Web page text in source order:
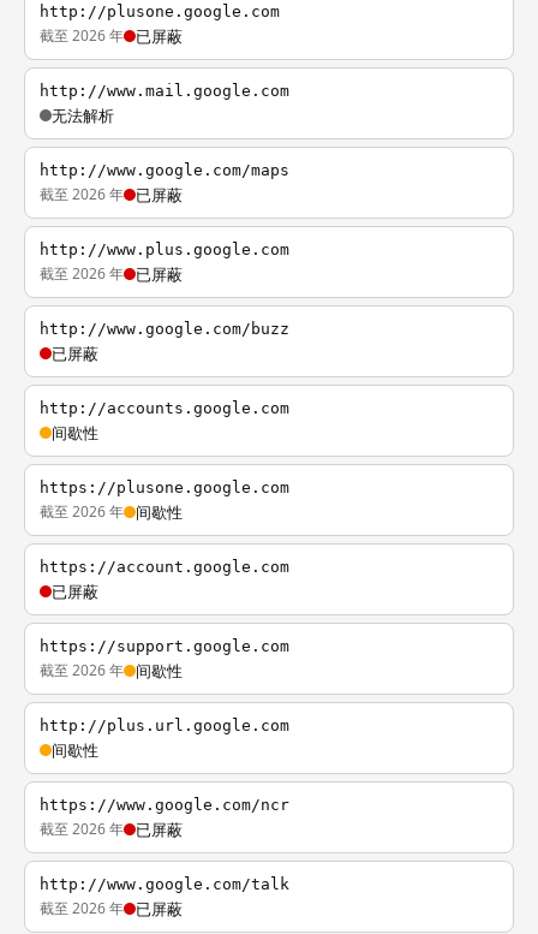
http://plusone.google.com
截至 2026 年 已屏蔽
http://www.mail.google.com
无法解析
http://www.google.com/maps
截至 2026 年 已屏蔽
http://www.plus.google.com
截至 2026 年 已屏蔽
http://www.google.com/buzz
已屏蔽
http://accounts.google.com
间歇性
https://plusone.google.com
截至 2026 年 间歇性
https://account.google.com
已屏蔽
https://support.google.com
截至 2026 年 间歇性
http://plus.url.google.com
间歇性
https://www.google.com/ncr
截至 2026 年 已屏蔽
http://www.google.com/talk
截至 2026 年 已屏蔽